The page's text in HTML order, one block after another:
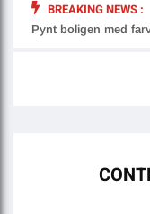
BREAKING NEWS :
Pynt boligen med